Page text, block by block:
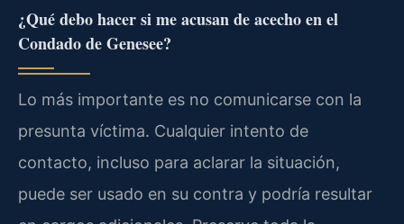
¿Qué debo hacer si me acusan de acecho en el
Condado de Genesee?
Lo más importante es no comunicarse con la
presunta víctima. Cualquier intento de
contacto, incluso para aclarar la situación,
puede ser usado en su contra y podría resultar